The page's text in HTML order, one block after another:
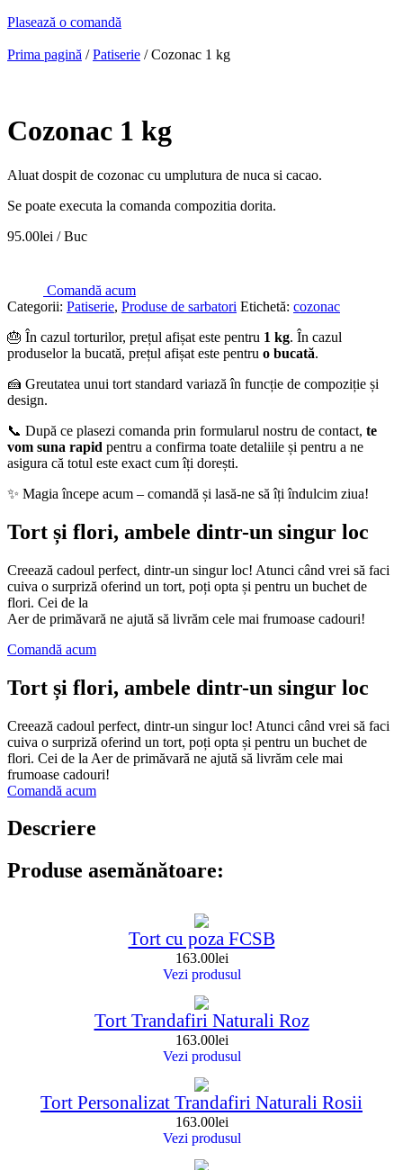
Plasează o comandă
Prima pagină /Patiserie / Cozonac 1 kg
Cozonac 1 kg
Aluat dospit de cozonac cu umplutura de nuca si cacao.
Se poate executa la comanda compozitia dorita.
95.00lei / Buc
Comandă acum
Categorii: Patiserie, Produse de sarbatori Etichetă: cozonac
🎂 În cazul torturilor, prețul afișat este pentru 1 kg. În cazul
produselor la bucată, prețul afișat este pentru o bucată.
🍰 Greutatea unui tort standard variază în funcție de compoziție și
design.
📞 După ce plasezi comanda prin formularul nostru de contact, te
vom suna rapid pentru a confirma toate detaliile și pentru a ne
asigura că totul este exact cum îți dorești.
✨ Magia începe acum – comandă și lasă-ne să îți îndulcim ziua!
Tort și flori, ambele dintr-un singur loc
Creează cadoul perfect, dintr-un singur loc! Atunci când vrei să faci
cuiva o surpriză oferind un tort, poți opta și pentru un buchet de
flori. Cei de la
Aer de primăvară ne ajută să livrăm cele mai frumoase cadouri!
Comandă acum
Tort și flori, ambele dintr-un singur loc
Creează cadoul perfect, dintr-un singur loc! Atunci când vrei să faci
cuiva o surpriză oferind un tort, poți opta și pentru un buchet de
flori. Cei de la Aer de primăvară ne ajută să livrăm cele mai
frumoase cadouri!
Comandă acum
Descriere
Produse asemănătoare:
Tort cu poza FCSB
163.00lei
Vezi produsul
Tort Trandafiri Naturali Roz
163.00lei
Vezi produsul
Tort Personalizat Trandafiri Naturali Rosii
163.00lei
Vezi produsul